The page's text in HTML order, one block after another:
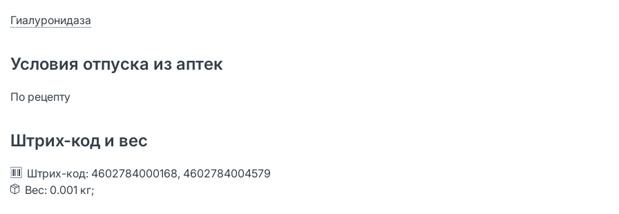
Гиалуронидаза
Условия отпуска из аптек
По рецепту
Штрих-код и вес
Штрих-код: 4602784000168, 4602784004579
Вес: 0.001 кг;